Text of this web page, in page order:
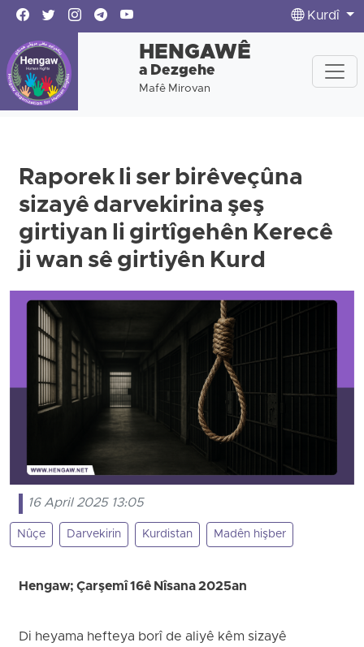
Kurdî
HENGAWÊ
a Dezgehe
Mafê Mirovan
Raporek li ser birêveçûna
sizayê darvekirina şeş
girtiyan li girtîgehên Kerecê
ji wan sê girtiyên Kurd
16 April 2025 13:05
Nûçe Darvekirin Kurdistan Madên hişber
Hengaw; Çarşemî 16ê Nîsana 2025an
Di heyama hefteya borî de aliyê kêm sizayê